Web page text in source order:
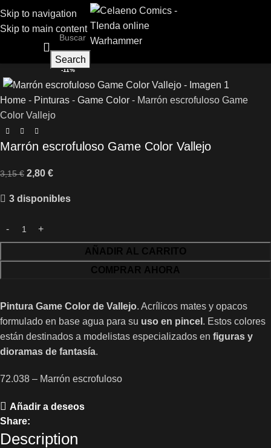
Skip to navigation
Skip to main content
Search
-11%
Home - Pinturas - Game Color - Marrón escrofuloso Game
Color Vallejo
Marrón escrofuloso Game Color Vallejo
3,15€ 2,80 €
3 disponibles
AÑADIR AL CARRITO
COMPRAR AHORA
Pintura Game Color de Vallejo. Acrílicos mates y opacos
formulado en base agua para su uso en pincel . Estos colores
están destinados a modelistas especializados en figuras y
dioramas de fantasía.
72.038 – Marrón escrofuloso
Añadir a deseos
Share:
Description